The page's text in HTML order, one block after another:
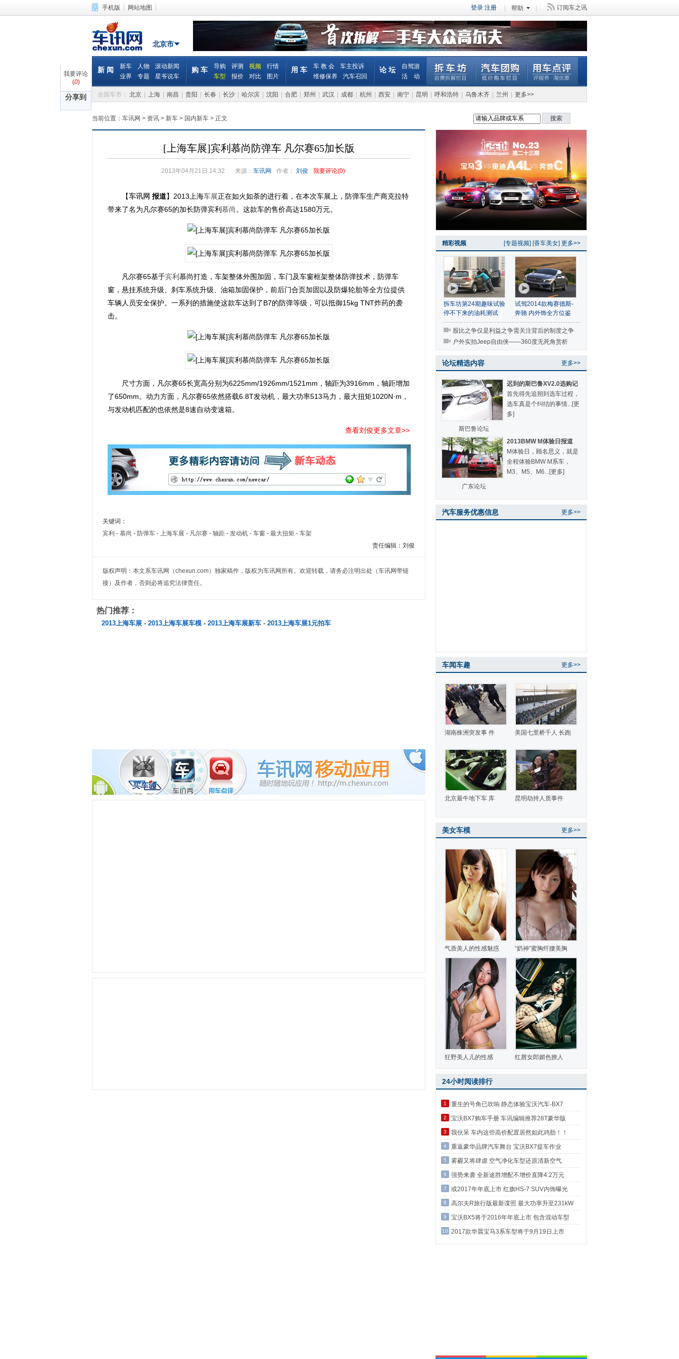
我要评论
(0)
分享到
订阅车之讯
手机版 网站地图 帮助
登录 注册
北京市
新 闻 新车 人物
滚动新闻
业界
专题 星爷说车
购 车 导购 评测 视频
行情
车型
报价 对比 图片
用 车 车 教 会
车主投诉
维修保养
汽车召回
论 坛
自驾游
活 动
全国车市： 北京 上海 南昌 贵阳 长春 长沙 哈尔滨 沈阳 合肥 郑州 武汉 成都 杭州 西安 南宁 昆明 呼和浩特 乌鲁木齐 兰州 更多>>
搜索
当前位置： 车讯网 > 资讯 > 新车 > 国内新车 > 正文
[上海车展]宾利慕尚防弹车 凡尔赛65加长版
2013年04月21日 14:32 来源： 车讯网 作者： 刘俊 我要评论(0)
【车讯网 报道】2013上海车展正在如火如荼的进行着，在本次车展上，防弹车生产商克拉特
带来了名为凡尔赛65的加长防弹宾利 慕尚 。这款车的售价高达1580万元。
凡尔赛65基于宾利 慕尚打造，车架整体外围加固，车门及车窗框架整体防弹技术，防弹车
窗，悬挂系统升级、刹车系统升级、油箱加固保护，前后门合页加固以及防爆轮胎等全方位提供
车辆人员安全保护。一系列的措施使这款车达到了B7的防弹等级，可以抵御15kg TNT炸药的袭
击。
尺寸方面，凡尔赛65长宽高分别为6225mm/1926mm/1521mm，轴距为3916mm，轴距增加
了650mm。动力方面，凡尔赛65依然搭载6.8T发动机，最大功率513马力，最大扭矩1020N·m，
与发动机匹配的也依然是8速自动变速箱。
查看刘俊更多文章>>
关键词：
宾利 - 慕尚 - 防弹车 - 上海车展 - 凡尔赛 - 轴距 - 发动机 - 车窗 - 最大扭矩 - 车架
责任编辑：刘俊
版权声明：本文系车讯网（chexun.com）独家稿件，版权为车讯网所有。欢迎转载，请务必注明出处（车讯网带链
接）及作者，否则必将追究法律责任。
热门推荐：
2013上海车展 - 2013上海车展车模 - 2013上海车展新车 - 2013上海车展1元拍车
[专题视频] [香车美女] 更多>>
精彩视频
拆车坊第24期趣味试验
停不下来的油耗测试
试驾2014款梅赛德斯-
奔驰 内外饰全方位鉴
赏
股比之争仅是利益之争需关注背后的制度之争
户外实拍Jeep自由侠——360度无死角赏析
更多>>
论坛精选内容
斯巴鲁论坛
迟到的斯巴鲁XV2.0选购记
首先得先追朔到选车过程，
选车真是个纠结的事情...[更
多]
广东论坛
2013BMW M体验日报道
M体验日，顾名思义，就是
全程体验BMW M系车，
M3、M5、M6...[更多]
更多>>
汽车服务优惠信息
更多>>
车闻车趣
湖南株洲突发事 件 美国七里桥千人 长跑
北京最牛地下车 库 昆明劫持人质事件
更多>>
美女车模
气质美人的性感魅惑 “奶神”蜜胸纤腰美胸
狂野美人儿的性感 红唇女郎媚色撩人
24小时阅读排行
1 重生的号角已吹响 静态体验宝沃汽车-BX7
2 宝沃BX7购车手册 车讯编辑推荐28T豪华版
3 我伙呆 车内这些高价配置居然如此鸡肋！！
4 重返豪华品牌汽车舞台 宝沃BX7提车作业
5 雾霾又将肆虐 空气净化车型还原清新空气
6 强势来袭 全新途胜增配不增价直降4.2万元
7 或2017年年底上市 红旗HS-7 SUV内饰曝光
8 高尔夫R旅行版最新谍照 最大功率升至231kW
9 宝沃BX5将于2016年年底上市 包含混动车型
10 2017款华晨宝马3系车型将于9月19日上市